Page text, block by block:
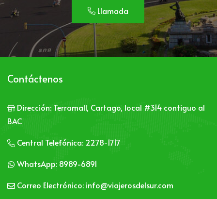
Llamada
Contáctenos
Dirección: Terramall, Cartago, local #314 contiguo al
BAC
Central Telefónica: 2278-1717
WhatsApp: 8989-6891
Correo Electrónico: info@viajerosdelsur.com